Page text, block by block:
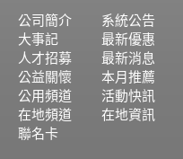
公司簡介
大事記
人才招募
公益關懷
公用頻道
在地頻道
聯名卡
系統公告
最新優惠
最新消息
本月推薦
活動快訊
在地資訊